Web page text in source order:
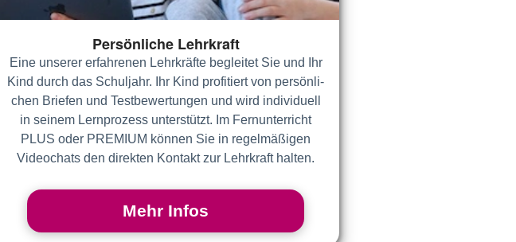
Persönliche Lehrkraft
Eine un­se­rer er­fah­re­nen Lehr­kräfte be­glei­tet Sie und Ihr
Kind durch das Schul­jahr. Ihr Kind pro­fi­tiert von per­sön­li­
chen Brie­fen und Test­be­wer­tun­gen und wird in­di­vi­duell
in sei­nem Lern­pro­zess un­ter­stützt. Im Fern­un­ter­richt
PLUS oder PREMIUM kön­nen Sie in re­gel­mäß­ig­en
Video­chats den di­rek­ten Kon­takt zur Lehr­kraft halten.
Mehr Infos